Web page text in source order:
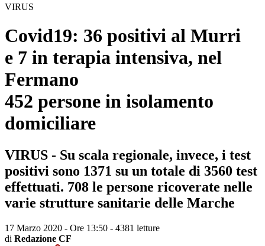
VIRUS
Covid19: 36 positivi al Murri
e 7 in terapia intensiva, nel
Fermano
452 persone in isolamento
domiciliare
VIRUS - Su scala regionale, invece, i test
positivi sono 1371 su un totale di 3560 test
effettuati. 708 le persone ricoverate nelle
varie strutture sanitarie delle Marche
17 Marzo 2020 - Ore 13:50 - 4381 letture
di Redazione CF